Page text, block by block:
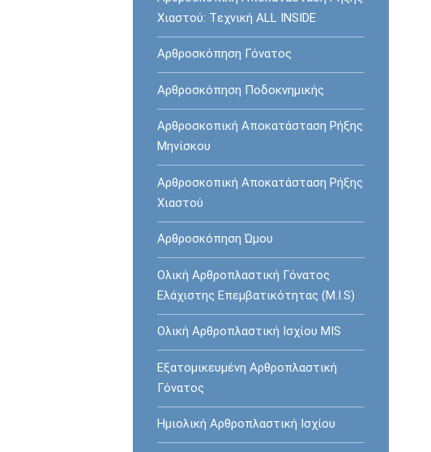
Χιαστού: Tεχνική ALL INSIDE
Αρθροσκόπηση Γόνατος
Αρθροσκόπηση Ποδοκνημικής
Αρθροσκοπική Αποκατάσταση Ρήξης
Μηνίσκου
Αρθροσκοπική Αποκατάσταση Ρήξης
Χιαστού
Αρθροσκόπηση Ώμου
Ολική Αρθροπλαστική Γόνατος
Ελάχιστης Επεμβατικότητας (M.I.S)
Ολική Αρθροπλαστική Ισχίου MIS
Εξατομικευμένη Αρθροπλαστική
Γόνατος
Ημιολική Αρθροπλαστική Ισχίου